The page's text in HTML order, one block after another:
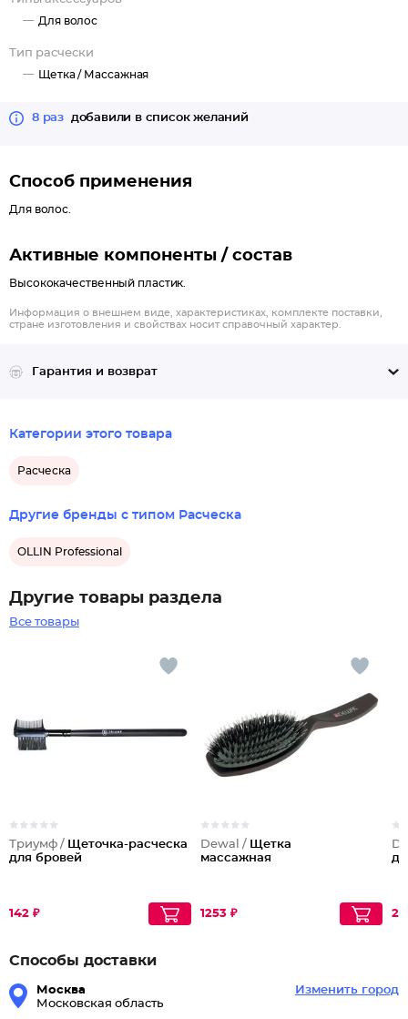
Для волос
Тип расчески
Щетка / Массажная
8 раз добавили в список желаний
Способ применения
Для волос.
Активные компоненты / состав
Высококачественный пластик.
Информация о внешнем виде, характеристиках, комплекте поставки,
стране изготовления и свойствах носит справочный характер.
Гарантия и возврат
Категории этого товара
Расческа
Другие бренды с типом Расческа
OLLIN Professional
Другие товары раздела
Все товары
Триумф / Щеточка-расческа
для бровей
142 ₽
Dewal / Щетка
массажная
1253 ₽
Способы доставки
Москва
Московская область
Изменить город